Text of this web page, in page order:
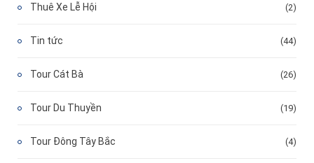
Thuê Xe Lễ Hội (2)
Tin tức (44)
Tour Cát Bà (26)
Tour Du Thuyền (19)
Tour Đông Tây Bắc (4)